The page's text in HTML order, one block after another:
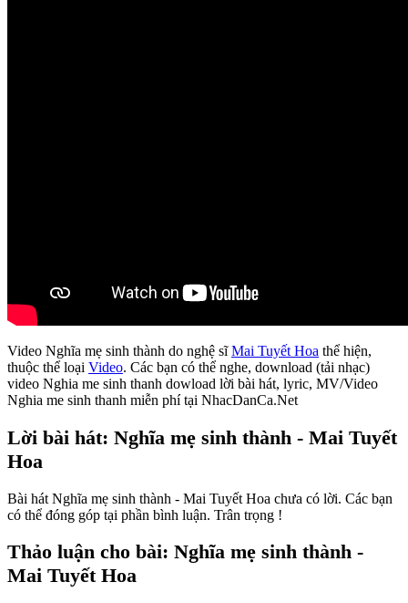
Video Nghĩa mẹ sinh thành do nghệ sĩMai Tuyết Hoa thể hiện,
thuộc thể loại Video. Các bạn có thể nghe, download (tải nhạc)
video Nghia me sinh thanh dowload lời bài hát, lyric, MV/Video
Nghia me sinh thanh miễn phí tại NhacDanCa.Net
Lời bài hát: Nghĩa mẹ sinh thành - Mai Tuyết
Hoa
Bài hát Nghĩa mẹ sinh thành - Mai Tuyết Hoa chưa có lời. Các bạn
có thể đóng góp tại phần bình luận. Trân trọng !
Thảo luận cho bài: Nghĩa mẹ sinh thành -
Mai Tuyết Hoa